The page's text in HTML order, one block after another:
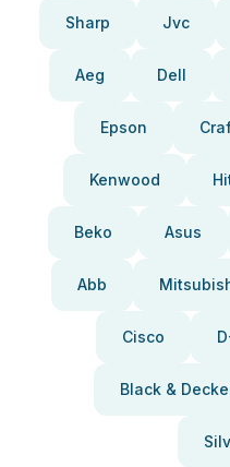
Sharp Jvc
Aeg Dell
Epson
Kenwood
Beko Asus
Abb
Cisco
Black &